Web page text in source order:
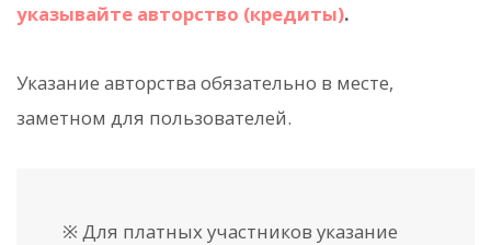
указывайте авторство (кредиты).
Указание авторства обязательно в месте,
заметном для пользователей.
※ Для платных участников указание